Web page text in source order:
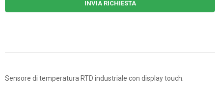
Sensore di temperatura RTD industriale con display touch.